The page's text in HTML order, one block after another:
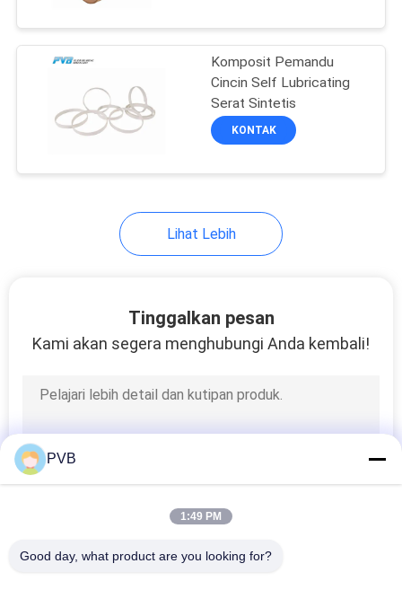
Bantalan Luka
Filamen
1
Bantalan Sangkar
Bos Perunggu Sinter
Komposit Pemandu
Cincin Self Lubricating
Serat Sintetis
KONTAK
Lihat Lebih
Tinggalkan pesan
Kami akan segera menghubungi Anda kembali!
PVB
1:49 PM
Good day, what product are you looking for?